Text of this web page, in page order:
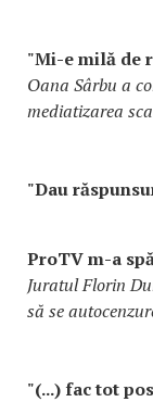
"Mi-e milă de
Oana Sârbu a
mediatizarea
"Dau
ProTV m-a
Juratul Florin
să se
"(...) fac tot